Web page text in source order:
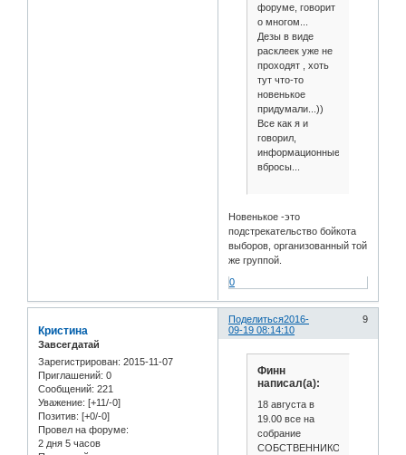
форуме, говорит
о многом...
Дезы в виде
расклеек уже не
проходят , хоть
тут что-то
новенькое
придумали...))
Все как я и
говорил,
информационные
вбросы...
Новенькое -это
подстрекательство бойкота
выборов, организованный той
же группой.
0
Поделиться 9
2016-
09-19 08:14:10
Кристина
Завсегдатай
Зарегистрирован: 2015-11-07
Приглашений: 0
Сообщений: 221
Уважение: [+11/-0]
Позитив: [+0/-0]
Провел на форуме:
2 дня 5 часов
Финн
написал(а):
18 августа в
19.00 все на
собрание
СОБСТВЕННИКОВ!